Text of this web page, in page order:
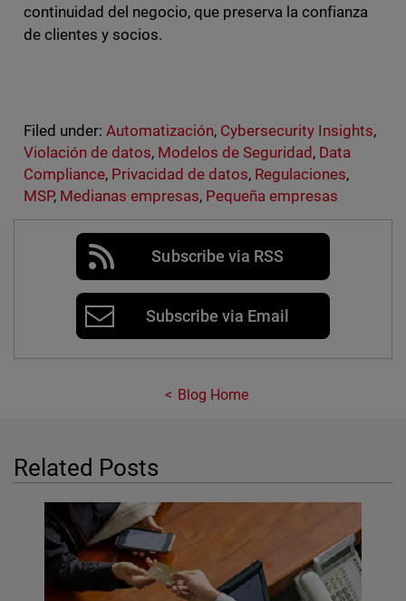
continuidad del negocio, que preserva la confianza
de clientes y socios.
Filed under: Automatización, Cybersecurity Insights,
Violación de datos, Modelos de Seguridad , Data
Compliance, Privacidad de datos, Regulaciones,
MSP, Medianas empresas, Pequeña empresas
Subscribe via RSS
Subscribe via Email
Blog Home
Related Posts